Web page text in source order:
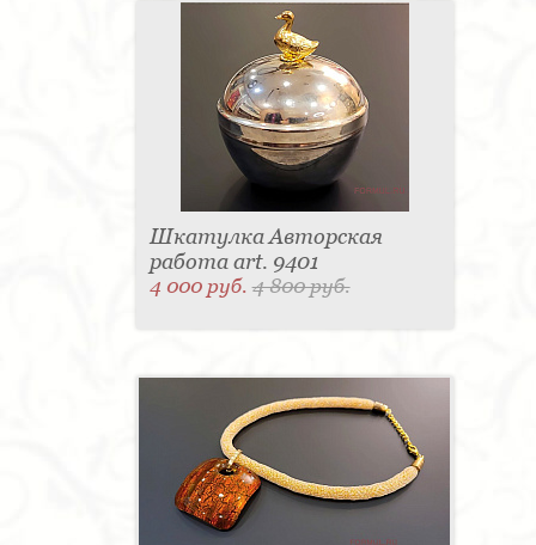
Шкатулка Авторская
работа art. 9401
4 000 руб.4 800 руб.